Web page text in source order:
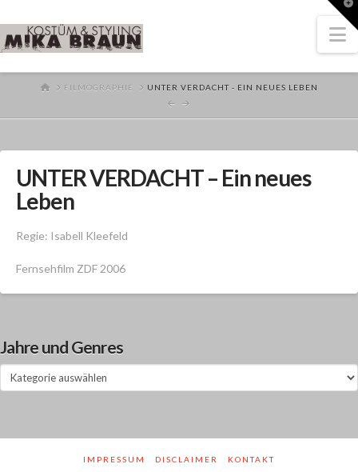
HOMEFILMOGRAPHIE UNTER VERDACHT - EIN NEUES LEBEN
UNTER VERDACHT – Ein neues
Leben
Regie: Isabell Kleefeld
Fernsehfilm ZDF 2006
Jahre und Genres
Jahre
und
IMPRESSUM DISCLAIMER KONTAKT